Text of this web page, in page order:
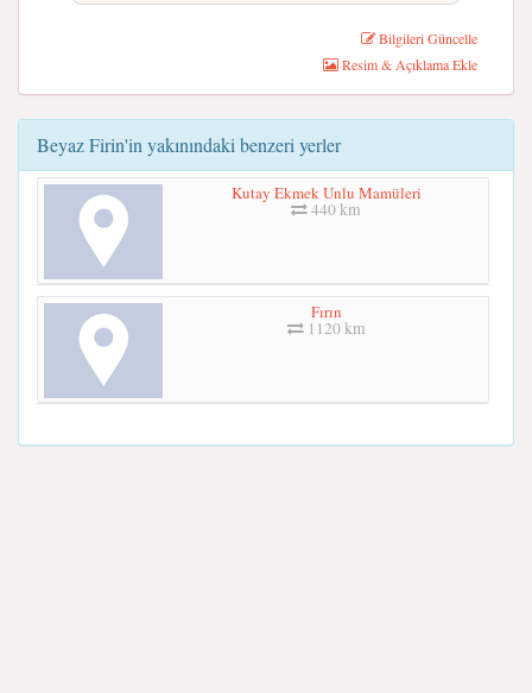
Bilgileri Güncelle
Resim & Açıklama Ekle
Beyaz Firin'in yakınındaki benzeri yerler
Kutay Ekmek Unlu Mamüleri
440 km
Fırın
1120 km